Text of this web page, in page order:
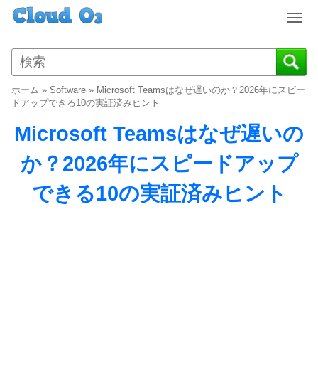
T
g
g
e
a
v
i
ホーム » Software » Microsoft Teamsはなぜ遅いのか？2026年にスピー
ドアップできる10の実証済みヒント
Microsoft Teamsはなぜ遅いの
か？2026年にスピードアップ
できる10の実証済みヒント